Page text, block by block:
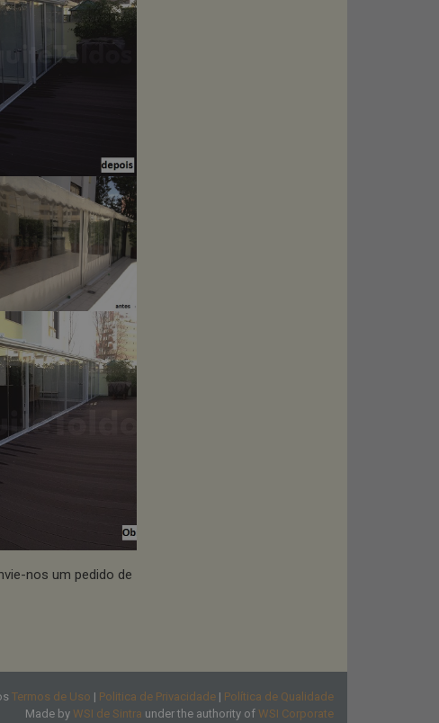
nos um pedido de
Termos de Uso | Politica de Privacidade | Política de Qualidade
Made by WSI de Sintra under the authority of WSI Corporate